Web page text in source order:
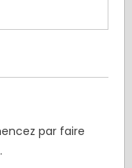
par faire